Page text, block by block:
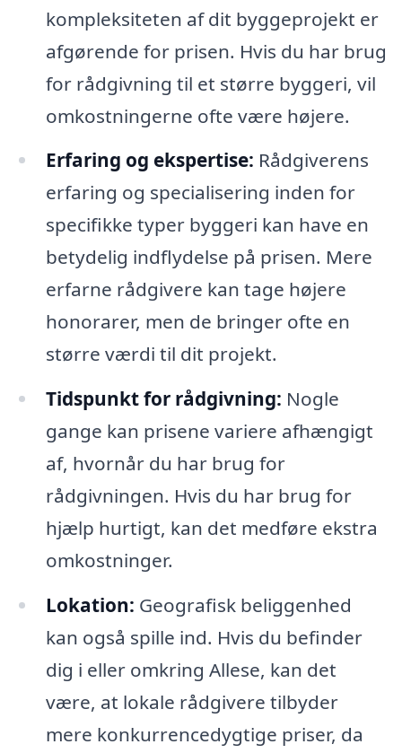
kompleksiteten af dit byggeprojekt er
afgørende for prisen. Hvis du har brug
for rådgivning til et større byggeri, vil
omkostningerne ofte være højere.
Erfaring og ekspertise: Rådgiverens
erfaring og specialisering inden for
specifikke typer byggeri kan have en
betydelig indflydelse på prisen. Mere
erfarne rådgivere kan tage højere
honorarer, men de bringer ofte en
større værdi til dit projekt.
Tidspunkt for rådgivning: Nogle
gange kan prisene variere afhængigt
af, hvornår du har brug for
rådgivningen. Hvis du har brug for
hjælp hurtigt, kan det medføre ekstra
omkostninger.
Lokation: Geografisk beliggenhed
kan også spille ind. Hvis du befinder
dig i eller omkring Allese, kan det
være, at lokale rådgivere tilbyder
mere konkurrencedygtige priser, da